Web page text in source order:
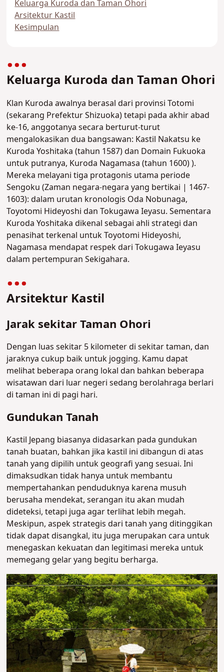
Keluarga Kuroda dan Taman Ohori
Arsitektur Kastil
Kesimpulan
Keluarga Kuroda dan Taman Ohori
Klan Kuroda awalnya berasal dari provinsi Totomi
(sekarang Prefektur Shizuoka) tetapi pada akhir abad
ke-16, anggotanya secara berturut-turut
mengalokasikan dua bangsawan: Kastil Nakatsu ke
Kuroda Yoshitaka (tahun 1587) dan Domain Fukuoka
untuk putranya, Kuroda Nagamasa (tahun 1600) ).
Mereka melayani tiga protagonis utama periode
Sengoku (Zaman negara-negara yang bertikai | 1467-
1603): dalam urutan kronologis Oda Nobunaga,
Toyotomi Hideyoshi dan Tokugawa Ieyasu. Sementara
Kuroda Yoshitaka dikenal sebagai ahli strategi dan
penasihat terkenal untuk Toyotomi Hideyoshi,
Nagamasa mendapat respek dari Tokugawa Ieyasu
dalam pertempuran Sekigahara.
Arsitektur Kastil
Jarak sekitar Taman Ohori
Dengan luas sekitar 5 kilometer di sekitar taman, dan
jaraknya cukup baik untuk jogging. Kamu dapat
melihat beberapa orang lokal dan bahkan beberapa
wisatawan dari luar negeri sedang berolahraga berlari
di taman ini di pagi hari.
Gundukan Tanah
Kastil Jepang biasanya didasarkan pada gundukan
tanah buatan, bahkan jika kastil ini dibangun di atas
tanah yang dipilih untuk geografi yang sesuai. Ini
dimaksudkan tidak hanya untuk membantu
mempertahankan penduduknya karena musuh
berusaha mendekat, serangan itu akan mudah
dideteksi, tetapi juga agar terlihat lebih megah.
Meskipun, aspek strategis dari tanah yang ditinggikan
tidak dapat disangkal, itu juga merupakan cara untuk
menegaskan kekuatan dan legitimasi mereka untuk
memegang gelar yang begitu berharga.